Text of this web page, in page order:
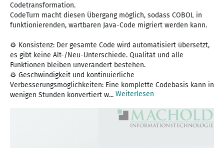
Codetransformation.
CodeTurn macht diesen Übergang möglich, sodass COBOL in
funktionierenden, wartbaren Java-Code migriert werden kann.
⚙ Konsistenz: Der gesamte Code wird automatisiert übersetzt,
es gibt keine Alt-/Neu-Unterschiede. Qualität und alle
Funktionen bleiben unverändert bestehen.
⚙ Geschwindigkeit und kontinuierliche
Verbesserungsmöglichkeiten: Eine komplette Codebasis kann in
wenigen Stunden konvertiert w... Weiterlesen